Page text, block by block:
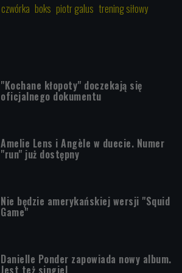
czwórka boks piotr galus trening siłowy
"Kochane kłopoty" doczekają się
oficjalnego dokumentu
Amelie Lens i Angèle w duecie. Numer
"run" już dostępny
Nie będzie amerykańskiej wersji "Squid
Game"
Danielle Ponder zapowiada nowy album.
Jest też singiel